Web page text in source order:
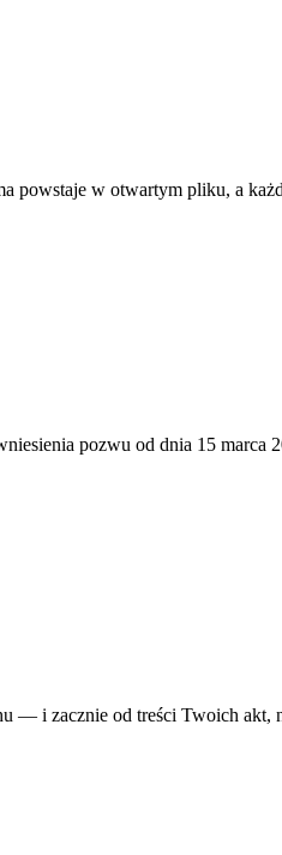
powstaje w otwartym pliku, a
pozwu od dnia 15 marca
— i zacznie od treści Twoich akt,